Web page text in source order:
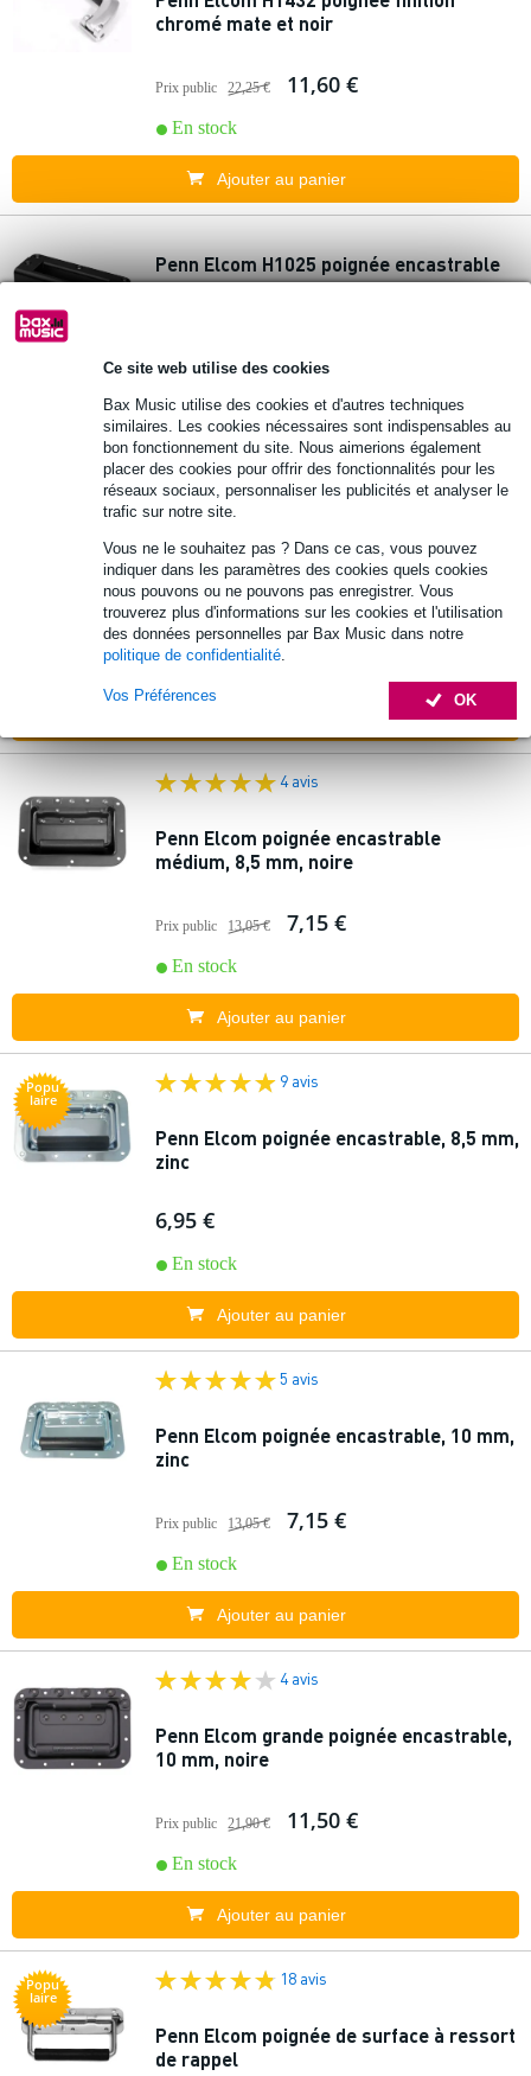
Ce site web utilise des cookies
Bax Music utilise des cookies et d'autres techniques
similaires. Les cookies nécessaires sont indispensables au
bon fonctionnement du site. Nous aimerions également
placer des cookies pour offrir des fonctionnalités pour les
réseaux sociaux, personnaliser les publicités et analyser le
trafic sur notre site.
Vous ne le souhaitez pas ? Dans ce cas, vous pouvez
indiquer dans les paramètres des cookies quels cookies
nous pouvons ou ne pouvons pas enregistrer. Vous
trouverez plus d'informations sur les cookies et l'utilisation
des données personnelles par Bax Music dans notre
politique de confidentialité
OK
Vos Préférences
chromé mate et noir
Prix public 22,25 € 11,60 €
En stock
Ajouter au panier
Penn Elcom H1025 poignée encastrable
En stock
Ajouter au panier
1 avis
Penn Elcom HG-4512 poignée avec
roulettes pour trolley
63 €
En stock
4 avis
Penn Elcom poignée encastrable
médium, 8,5 mm, noire
Prix public 13,05 € 7,15 €
En stock
Ajouter au panier
Popu
laire
9 avis
Penn Elcom poignée encastrable, 8,5 mm,
zinc
6,95 €
En stock
Ajouter au panier
5 avis
Penn Elcom poignée encastrable, 10 mm,
zinc
Prix public 13,05 € 7,15 €
En stock
Ajouter au panier
4 avis
Penn Elcom grande poignée encastrable,
10 mm, noire
Prix public 21,90 € 11,50 €
En stock
Ajouter au panier
Popu
laire
18 avis
Penn Elcom poignée de surface à ressort
de rappel